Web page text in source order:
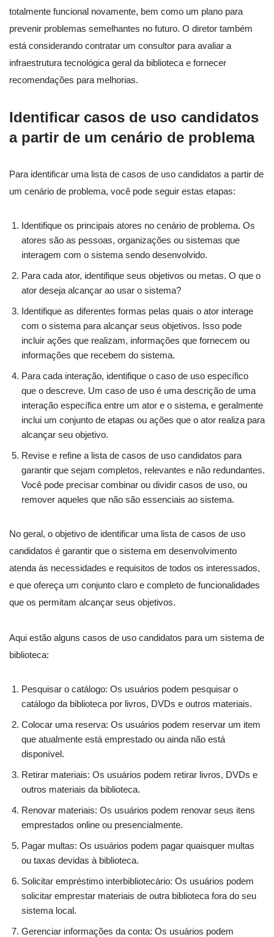
totalmente funcional novamente, bem como um plano para
prevenir problemas semelhantes no futuro. O diretor também
está considerando contratar um consultor para avaliar a
infraestrutura tecnológica geral da biblioteca e fornecer
recomendações para melhorias.
Identificar casos de uso candidatos
a partir de um cenário de problema
Para identificar uma lista de casos de uso candidatos a partir de
um cenário de problema, você pode seguir estas etapas:
Identifique os principais atores no cenário de problema. Os
atores são as pessoas, organizações ou sistemas que
interagem com o sistema sendo desenvolvido.
Para cada ator, identifique seus objetivos ou metas. O que o
ator deseja alcançar ao usar o sistema?
Identifique as diferentes formas pelas quais o ator interage
com o sistema para alcançar seus objetivos. Isso pode
incluir ações que realizam, informações que fornecem ou
informações que recebem do sistema.
Para cada interação, identifique o caso de uso específico
que o descreve. Um caso de uso é uma descrição de uma
interação específica entre um ator e o sistema, e geralmente
inclui um conjunto de etapas ou ações que o ator realiza para
alcançar seu objetivo.
Revise e refine a lista de casos de uso candidatos para
garantir que sejam completos, relevantes e não redundantes.
Você pode precisar combinar ou dividir casos de uso, ou
remover aqueles que não são essenciais ao sistema.
No geral, o objetivo de identificar uma lista de casos de uso
candidatos é garantir que o sistema em desenvolvimento
atenda às necessidades e requisitos de todos os interessados,
e que ofereça um conjunto claro e completo de funcionalidades
que os permitam alcançar seus objetivos.
Aqui estão alguns casos de uso candidatos para um sistema de
biblioteca:
Pesquisar o catálogo: Os usuários podem pesquisar o
catálogo da biblioteca por livros, DVDs e outros materiais.
Colocar uma reserva: Os usuários podem reservar um item
que atualmente está emprestado ou ainda não está
disponível.
Retirar materiais: Os usuários podem retirar livros, DVDs e
outros materiais da biblioteca.
Renovar materiais: Os usuários podem renovar seus itens
emprestados online ou presencialmente.
Pagar multas: Os usuários podem pagar quaisquer multas
ou taxas devidas à biblioteca.
Solicitar empréstimo interbibliotecário: Os usuários podem
solicitar emprestar materiais de outra biblioteca fora do seu
sistema local.
Gerenciar informações da conta: Os usuários podem